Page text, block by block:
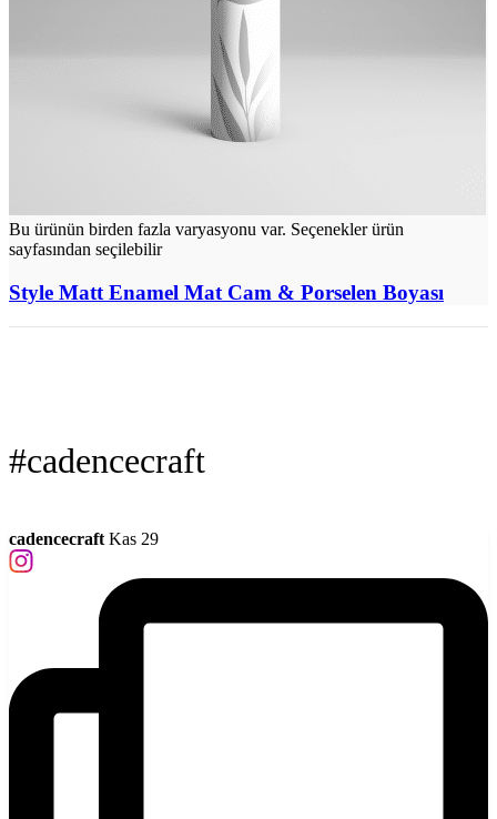
Bu ürünün birden fazla varyasyonu var. Seçenekler ürün
sayfasından seçilebilir
Style Matt Enamel Mat Cam & Porselen Boyası
#cadencecraft
cadencecraft Kas 29